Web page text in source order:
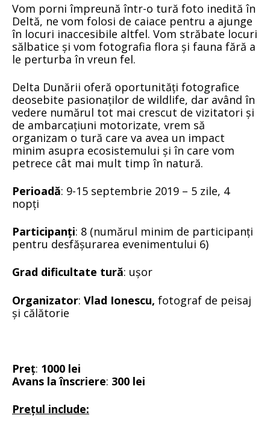
Vom porni împreună într-o tură foto inedită în
Deltă, ne vom folosi de caiace pentru a ajunge
în locuri inaccesibile altfel. Vom străbate locuri
sălbatice și vom fotografia flora și fauna fără a
le perturba în vreun fel.
Delta Dunării oferă oportunități fotografice
deosebite pasionaților de wildlife, dar având în
vedere numărul tot mai crescut de vizitatori și
de ambarcațiuni motorizate, vrem să
organizam o tură care va avea un impact
minim asupra ecosistemului și în care vom
petrece cât mai mult timp în natură.
Perioadă: 9-15 septembrie 2019 – 5 zile, 4
nopți
Participanți: 8 (numărul minim de participanți
pentru desfășurarea evenimentului 6)
Grad dificultate tură: ușor
Organizator: Vlad Ionescu, fotograf de peisaj
și călătorie
Preț: 1000 lei
Avans la înscriere: 300 lei
Prețul include: